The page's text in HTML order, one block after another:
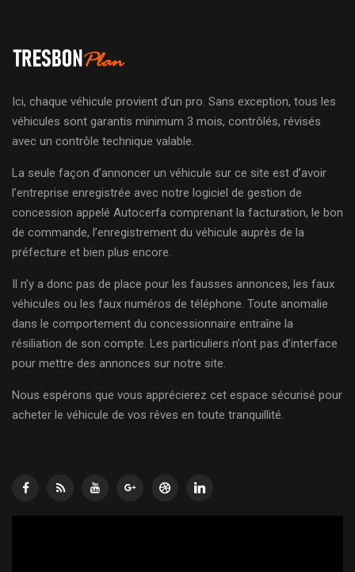
Ici, chaque véhicule provient d’un pro. Sans exception, tous les
véhicules sont garantis minimum 3 mois, contrôlés, révisés
avec un contrôle technique valable.
La seule façon d’annoncer un véhicule sur ce site est d’avoir
l’entreprise enregistrée avec notre logiciel de gestion de
concession appelé Autocerfa comprenant la facturation, le bon
de commande, l’enregistrement du véhicule auprès de la
préfecture et bien plus encore.
Il n’y a donc pas de place pour les fausses annonces, les faux
véhicules ou les faux numéros de téléphone. Toute anomalie
dans le comportement du concessionnaire entraîne la
résiliation de son compte. Les particuliers n’ont pas d’interface
pour mettre des annonces sur notre site.
Nous espérons que vous apprécierez cet espace sécurisé pour
acheter le véhicule de vos rêves en toute tranquillité.